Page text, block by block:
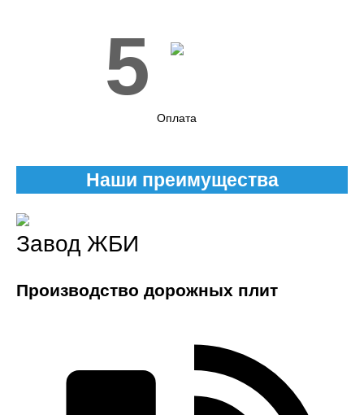
5
Оплата
Наши преимущества
Завод ЖБИ
Производство дорожных плит